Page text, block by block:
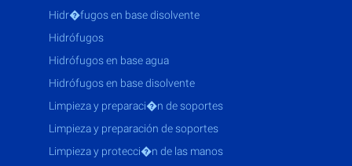
hidr�fugos en base disolvente
hidrófugos
hidrófugos en base agua
hidrófugos en base disolvente
limpieza y preparaci�n de soportes
limpieza y preparación de soportes
limpieza y protecci�n de las manos